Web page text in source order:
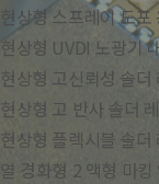
현상형 스프레이 도
현상형 UVDI 노광기
현상형 고신뢰성 솔더
현상형 고 반사 솔더
현상형 플렉시블 솔더
열 경화형 2 액형 마킹